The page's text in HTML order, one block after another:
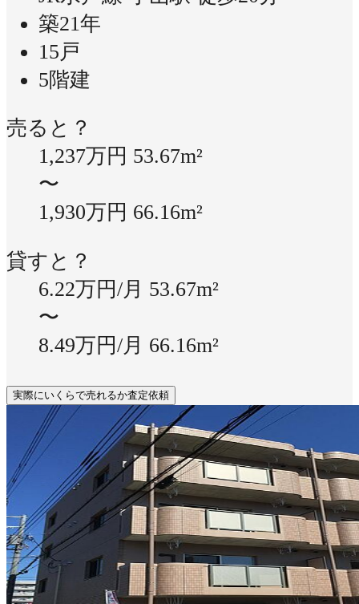
築21年
15戸
5階建
売ると？
1,237万円 53.67m²
〜
1,930万円 66.16m²
貸すと？
6.22万円/月 53.67m²
〜
8.49万円/月 66.16m²
実際にいくらで売れるか査定依頼